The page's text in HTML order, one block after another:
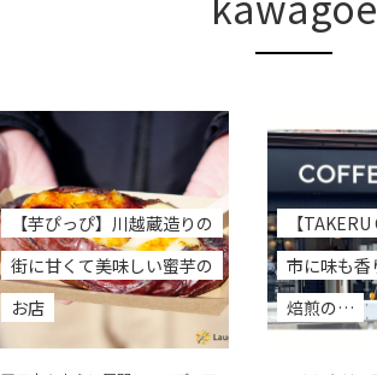
【芋ぴっぴ】川越蔵造りの
街に甘くて美味しい蜜芋の
お店
【
市に味も香
焙煎の…